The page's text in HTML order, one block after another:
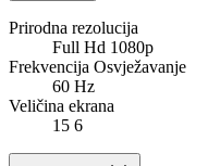
Prirodna rezolucija
Full Hd 1080p
Frekvencija Osvježavanje
60 Hz
Veličina ekrana
15 6